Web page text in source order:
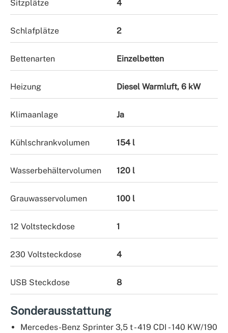
Sitzplätze 4
Schlafplätze 2
Bettenarten Einzelbetten
Heizung Diesel Warmluft, 6 kW
Klimaanlage Ja
Kühlschrankvolumen 154 l
Wasserbehältervolumen 120 l
Grauwasservolumen 100 l
12 Voltsteckdose 1
230 Voltsteckdose 4
USB Steckdose 8
Sonderausstattung
Mercedes-Benz Sprinter 3,5 t - 419 CDI - 140 KW/190